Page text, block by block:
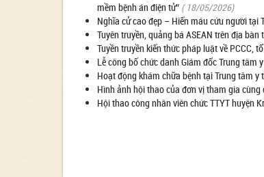
mềm bệnh án điện tử” ( 18/05/2026)
Nghĩa cử cao đẹp – Hiến máu cứu người tại
Tuyên truyền, quảng bá ASEAN trên địa bàn
Tuyền truyền kiến thức pháp luật về PCCC,
Lễ công bố chức danh Giám đốc Trung tâm
Hoạt động khám chữa bệnh tại Trung tâm y
Hình ảnh hội thao của đơn vị tham gia
Hội thao công nhân viên chức TTYT huyện